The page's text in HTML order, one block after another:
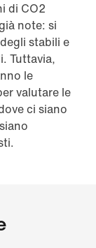
di CO2
note: si
stabili e
Tuttavia,
le
valutare le
ci siano